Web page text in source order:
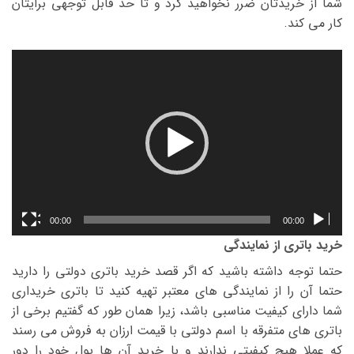
کار می کند.
00:00
00:00
خرید باتری از نمایندگی
حتما توجه داشته باشید که اگر قصد خرید باتری دولتی را دارید
حتما آن را از نمایندگی های معتبر تهیه کنید تا باتری خریداری
شما دارای کیفیت مناسبی باشد، زیرا همان طور که گفتیم برخی از
باتری های متفرقه با اسم دولتی با قیمت ارزان به فروش می رسند